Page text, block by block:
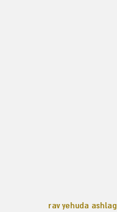
rav yehuda ashlag